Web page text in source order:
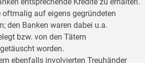
entsprechende Kredite zu erhalten.
oftmalig auf eigens gegründeten
den Banken waren dabei u.a.
bzw. von den Tätern
worden.
ebenfalls involvierten Treuhänder